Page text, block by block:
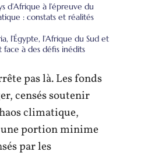
d’Afrique à l’épreuve du
: constats et réalités
l’Égypte, l’Afrique du Sud et
face à des défis inédits
pas là. Les fonds
censés soutenir
climatique,
portion minime
par les